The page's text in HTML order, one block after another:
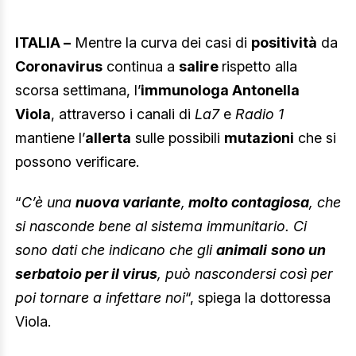
ITALIA – Mentre la curva dei casi di positività da
Coronavirus continua a salire rispetto alla
scorsa settimana, l’immunologa Antonella
Viola, attraverso i canali di La7e Radio 1
mantiene l’allerta sulle possibili mutazioni che si
possono verificare.
“C’è una nuova variante, molto contagiosa, che
si nasconde bene al sistema immunitario. Ci
sono dati che indicano che glianimali sono un
serbatoio per il virus, può nascondersi così per
poi tornare a infettare noi“, spiega la dottoressa
Viola.